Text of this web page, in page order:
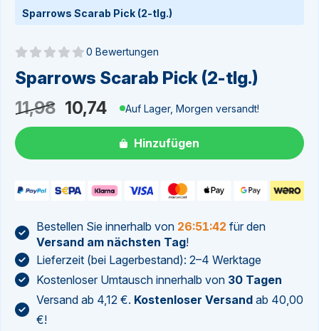
Sparrows Scarab Pick (2-tlg.)
Noch keine Bewertungen
0 Bewertungen
Sparrows Scarab Pick (2-tlg.)
11,98 Ursprünglicher
Preis
10,74Aktueller
Preis
ist:
Auf Lager, Morgen versandt!
Hinzufügen
Bestellen Sie innerhalb von 26:51:41 für den
Versand am nächsten Tag!
Lieferzeit (bei Lagerbestand): 2–4 Werktage
Kostenloser Umtausch innerhalb von 30 Tagen
Versand ab 4,12 €. Kostenloser Versand ab 40,00
€!